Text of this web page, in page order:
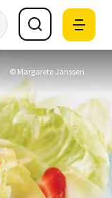
© Margarete Janssen